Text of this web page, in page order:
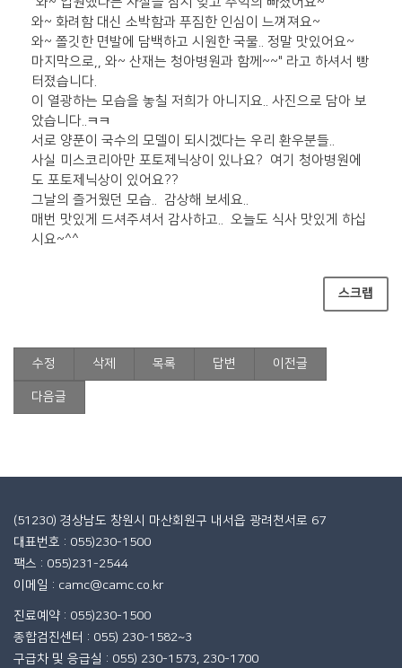
와~ 화려함 대신 소박함과 푸짐한 인심이 느껴져요~
와~ 쫄깃한 면발에 담백하고 시원한 국물.. 정말 맛있어요~
마지막으로,, 와~ 산재는 청아병원과 함께~~" 라고 하셔서 빵
터졌습니다.
이 열광하는 모습을 놓칠 저희가 아니지요.. 사진으로 담아 보
았습니다..ㅋㅋ
서로 양푼이 국수의 모델이 되시겠다는 우리 환우분들..
사실 미스코리아만 포토제닉상이 있나요? 여기 청아병원에
도 포토제닉상이 있어요??
그날의 즐거웠던 모습.. 감상해 보세요..
매번 맛있게 드셔주셔서 감사하고.. 오늘도 식사 맛있게 하십
시요~^^
스크랩
수정 삭제 목록 답변 이전글
다음글
(51230) 경상남도 창원시 마산회원구 내서읍 광려천서로 67
대표번호 : 055)230-1500
팩스 : 055)231-2544
이메일 : camc@camc.co.kr
진료예약 : 055)230-1500
종합검진센터 : 055) 230-1582~3
구급차 및 응급실 : 055) 230-1573, 230-1700